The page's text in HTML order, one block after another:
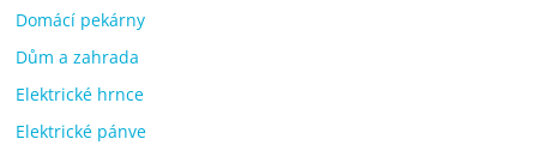
Domácí pekárny
Dům a zahrada
Elektrické hrnce
Elektrické pánve